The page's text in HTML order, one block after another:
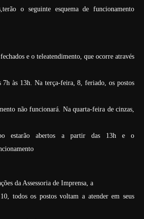
o seguinte esquema de funcionamento
e o teleatendimento, que ocorre através
7h às 13h. Na terça-feira, 8, feriado, os postos
não funcionará. Na quarta-feira de cinzas,
estarão abertos a partir das 13h e o
da Assessoria de Imprensa, a
todos os postos voltam a atender em seus